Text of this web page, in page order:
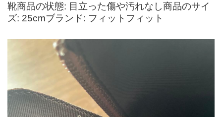
靴商品の状態: 目立った傷や汚れなし商品のサイ
ズ: 25cmブランド: フィットフィット